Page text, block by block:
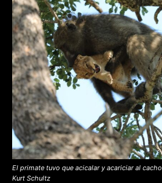
El primate tuvo que acicalar y acariciar al
Kurt Schultz